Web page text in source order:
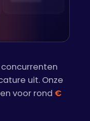
uit. Onze
voor rond €